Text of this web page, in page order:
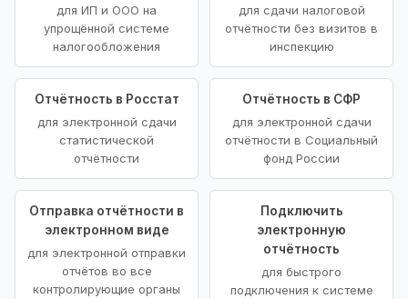
для ИП и ООО на
упрощённой системе
налогообложения
для сдачи налоговой
отчётности без визитов в
инспекцию
Отчётность в Росстат
для электронной сдачи
статистической
отчётности
Отчётность в СФР
для электронной сдачи
отчётности в Социальный
фонд России
Отправка отчётности в
электронном виде
для электронной отправки
отчётов во все
контролирующие органы
Подключить
электронную
отчётность
для быстрого
подключения к системе